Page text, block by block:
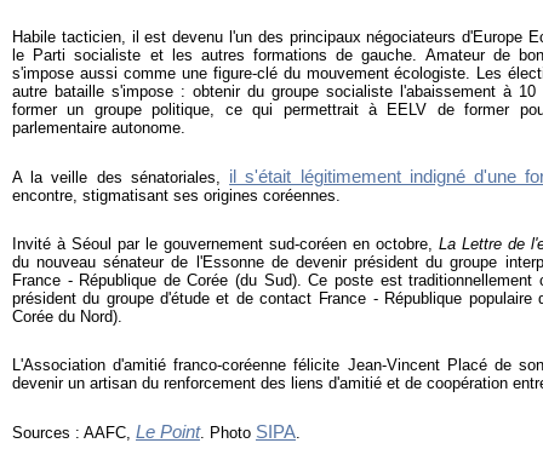
Habile tacticien, il est devenu l'un des principaux négociateurs d'Europe
le Parti socialiste et les autres formations de gauche. Amateur de
s'impose aussi comme une figure-clé du mouvement écologiste. Les
autre bataille s'impose : obtenir du groupe socialiste l'abaissement à
former un groupe politique, ce qui permettrait à EELV de former
parlementaire autonome.
A la veille des sénatoriales, il s'était légitimement indigné d'une
encontre, stigmatisant ses origines coréennes.
Invité à Séoul par le gouvernement sud-coréen en octobre, La Lettre de
du nouveau sénateur de l'Essonne de devenir président du groupe
France - République de Corée (du Sud). Ce poste est
président du groupe d'étude et de contact France - République populaire
Corée du Nord).
L'Association d'amitié franco-coréenne félicite Jean-Vincent Placé de
devenir un artisan du renforcement des liens d'amitié et de coopération
Sources : AAFC, Le Point. Photo SIPA.